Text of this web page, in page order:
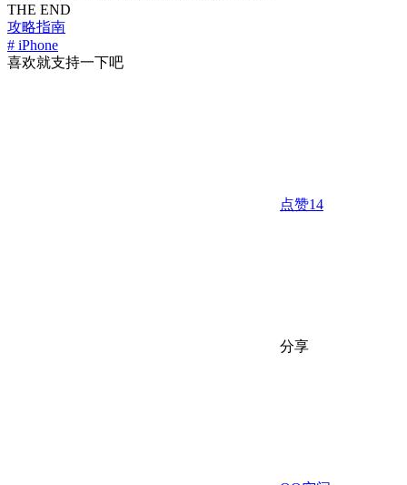
THE END
攻略指南
# iPhone
喜欢就支持一下吧
点赞14
分享